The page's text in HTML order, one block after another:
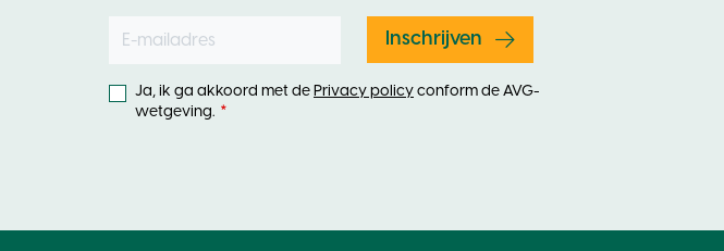
Leave
blank
Inschrijven
Ja, ik ga akkoord met de Privacy policyconform de AVG-
wetgeving.